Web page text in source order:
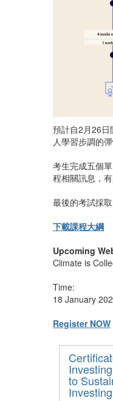
預計自2月26日
人學習步調的
考生完成五個
程相關訊息，
最後的考試採
下載課程大綱
Upcoming
Climate is
Time:
18 January
Register NOW
to